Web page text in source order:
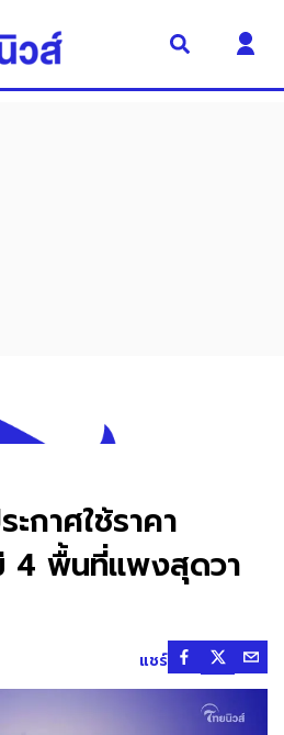
กาศใช้ราคา
4 พื้นที่แพงสุดวา
แชร์